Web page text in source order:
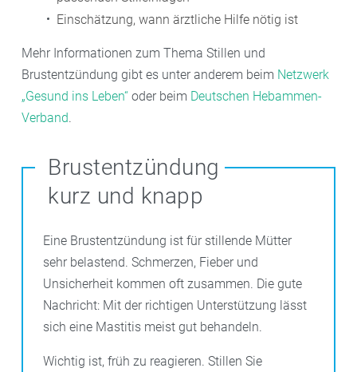
Einschätzung, wann ärztliche Hilfe nötig ist
Mehr Informationen zum Thema Stillen und
Brustentzündung gibt es unter anderem beim Netzwerk
„Gesund ins Leben“ oder beim Deutschen Hebammen-
Verband.
Brustentzündung
kurz und knapp
Eine Brustentzündung ist für stillende Mütter
sehr belastend. Schmerzen, Fieber und
Unsicherheit kommen oft zusammen. Die gute
Nachricht: Mit der richtigen Unterstützung lässt
sich eine Mastitis meist gut behandeln.
Wichtig ist, früh zu reagieren. Stillen Sie